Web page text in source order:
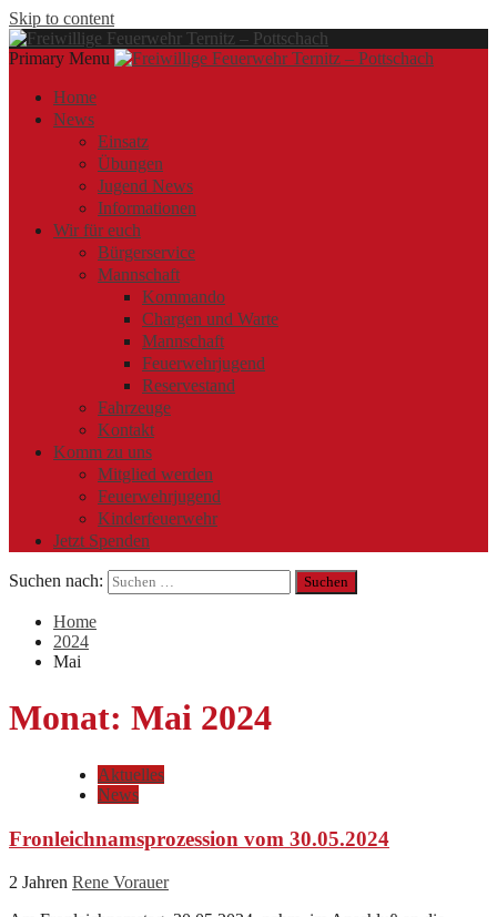
Skip to content
Primary Menu
Freiwillige Feuerwehr Ternitz – Pottschach
Home
News
Einsatz
Übungen
Jugend News
Informationen
Wir für euch
Bürgerservice
Mannschaft
Kommando
Chargen und Warte
Mannschaft
Feuerwehrjugend
Reservestand
Fahrzeuge
Kontakt
Komm zu uns
Mitglied werden
Feuerwehrjugend
Kinderfeuerwehr
Jetzt Spenden
Suchen nach:
Home
2024
Mai
Monat: Mai 2024
Aktuelles
News
Fronleichnamsprozession vom 30.05.2024
2 Jahren Rene Vorauer